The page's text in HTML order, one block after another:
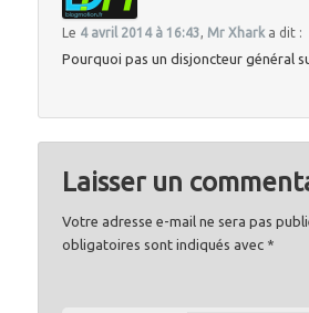
Le 4 avril 2014 à 16:43, Mr Xhark a dit :
Pourquoi pas un disjoncteur général
Laisser un
Votre adresse e-mail ne sera pas
obligatoires sont indiqués avec *